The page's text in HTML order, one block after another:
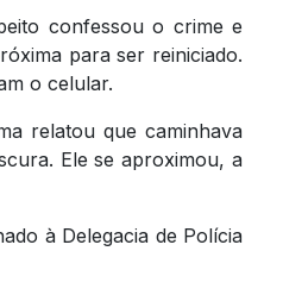
confessou o crime e
para ser reiniciado.
o celular.
relatou que caminhava
Ele se aproximou, a
à Delegacia de Polícia